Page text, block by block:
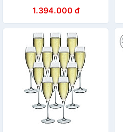
(330ml / Ly)1.394.000 đ